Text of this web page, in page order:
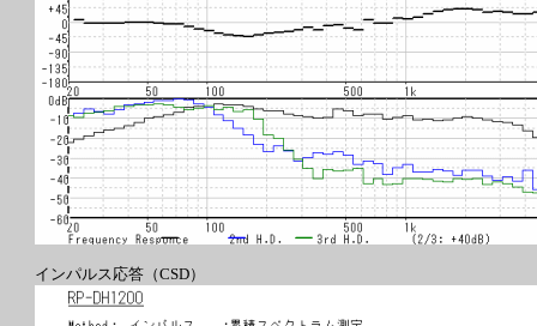
インパルス応答（CSD）